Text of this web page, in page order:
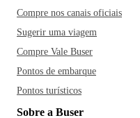
Compre nos canais oficiais
Sugerir uma viagem
Compre Vale Buser
Pontos de embarque
Pontos turísticos
Sobre a Buser